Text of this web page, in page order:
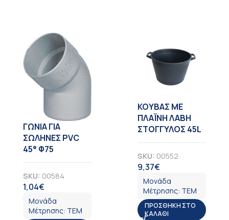
ΓΩΝΙΑ ΓΙΑ
ΣΩΛΗΝΕΣ PVC
45° Φ75
SKU: 00584
1,04€
Μονάδα
Μέτρησης: ΤΕΜ
KOYBAΣ ΜΕ
ΠΛΑΪΝΗ ΛΑΒΗ
ΣΤΟΓΓΥΛΟΣ 45L
SKU: 00552
9,37€
Μονάδα
Μέτρησης: ΤΕΜ
ΠΡΟΣΘΉΚΗ ΣΤΟ
ΚΑΛΆΘΙ